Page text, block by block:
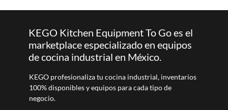
KEGO Kitchen Equipment To Go es el
marketplace especializado en equipos
de cocina industrial en México.
KEGO profesionaliza tu cocina industrial, inventarios
100% disponibles y equipos para cada tipo de
negocio.